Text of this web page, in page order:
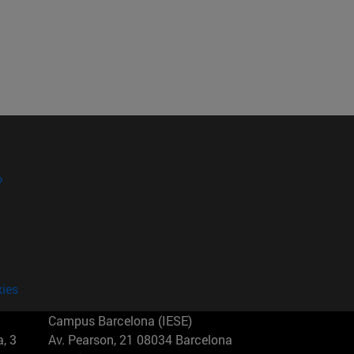
3
Campus Barcelona (IESE)
Av. Pearson, 21 08034 Barcelona